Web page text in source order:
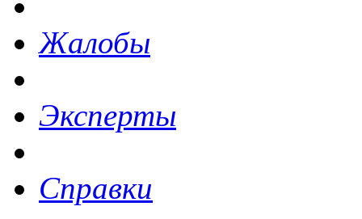
Жалобы
Эксперты
Справки